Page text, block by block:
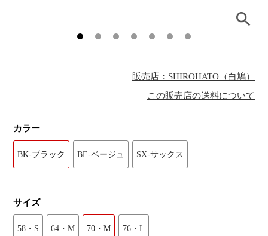
販売店：SHIROHATO（白鳩）
この販売店の送料について
カラー
BK-ブラック BE-ベージュ SX-サックス
サイズ
58・S 64・M 70・M 76・L